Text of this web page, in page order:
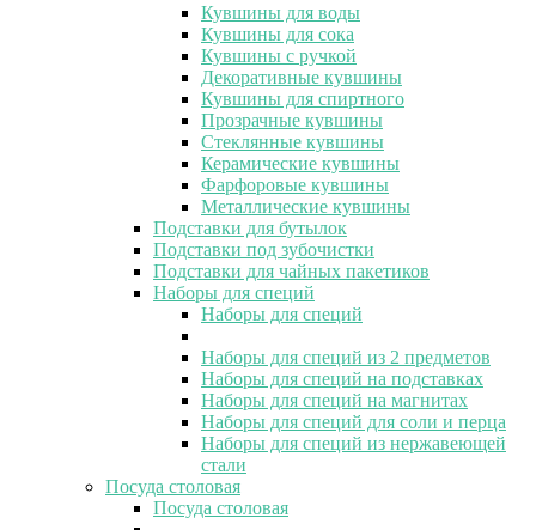
Кувшины для воды
Кувшины для сока
Кувшины с ручкой
Декоративные кувшины
Кувшины для спиртного
Прозрачные кувшины
Стеклянные кувшины
Керамические кувшины
Фарфоровые кувшины
Металлические кувшины
Подставки для бутылок
Подставки под зубочистки
Подставки для чайных пакетиков
Наборы для специй
Наборы для специй
Наборы для специй из 2 предметов
Наборы для специй на подставках
Наборы для специй на магнитах
Наборы для специй для соли и перца
Наборы для специй из нержавеющей
стали
Посуда столовая
Посуда столовая